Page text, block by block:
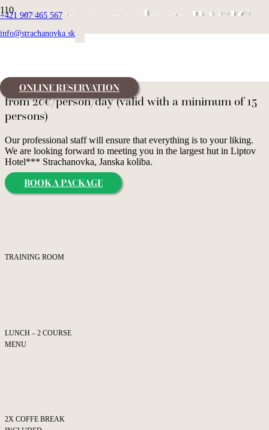
+421 907 465 567
info@strachanovka.sk
ONLINE RESERVATION
Congress package BASIC
Congress package BASIC
from 20€/person/day (valid with a minimum of 15
persons)
Our professional staff will ensure that everything is to your liking.
We are looking forward to meeting you in the largest hut in Liptov
Hotel*** Strachanovka, Janska koliba.
BOOK A PACKAGE
TRAINING ROOM
LUNCH – 2 COURSE
MENU
2X COFFE BREAK